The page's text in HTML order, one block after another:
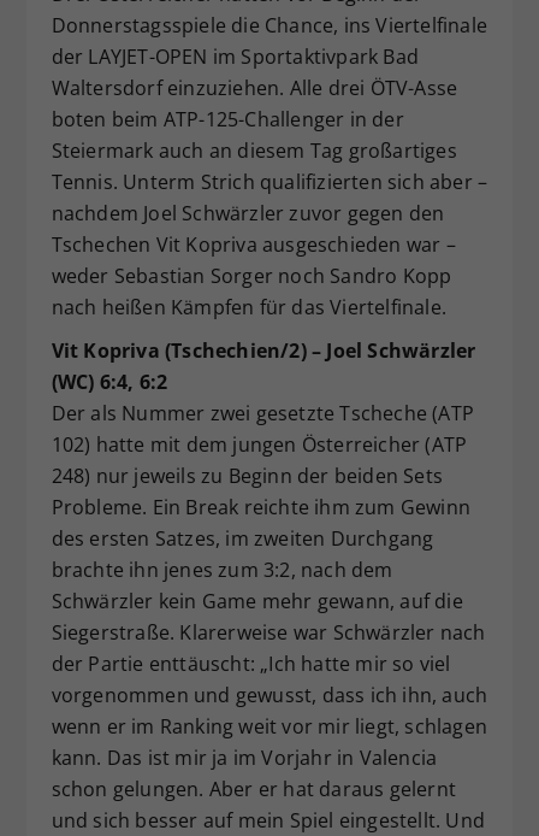
Donnerstagsspiele die Chance, ins Viertelfinale
der LAYJET-OPEN im Sportaktivpark Bad
Waltersdorf einzuziehen. Alle drei ÖTV-Asse
boten beim ATP-125-Challenger in der
Steiermark auch an diesem Tag großartiges
Tennis. Unterm Strich qualifizierten sich aber –
nachdem Joel Schwärzler zuvor gegen den
Tschechen Vit Kopriva ausgeschieden war –
weder Sebastian Sorger noch Sandro Kopp
nach heißen Kämpfen für das Viertelfinale.
Vit Kopriva (Tschechien/2) – Joel Schwärzler
(WC) 6:4, 6:2
Der als Nummer zwei gesetzte Tscheche (ATP
102) hatte mit dem jungen Österreicher (ATP
248) nur jeweils zu Beginn der beiden Sets
Probleme. Ein Break reichte ihm zum Gewinn
des ersten Satzes, im zweiten Durchgang
brachte ihn jenes zum 3:2, nach dem
Schwärzler kein Game mehr gewann, auf die
Siegerstraße. Klarerweise war Schwärzler nach
der Partie enttäuscht: „Ich hatte mir so viel
vorgenommen und gewusst, dass ich ihn, auch
wenn er im Ranking weit vor mir liegt, schlagen
kann. Das ist mir ja im Vorjahr in Valencia
schon gelungen. Aber er hat daraus gelernt
und sich besser auf mein Spiel eingestellt. Und
Zweck
Dieser Wert speichert Ihre Consent-
Einstellungen. Unter anderem eine
zufällig generierte ID, für die
historische Speicherung Ihrer
vorgenommen Einstellungen, falls der
Webseiten-Betreiber dies eingestellt
hat.